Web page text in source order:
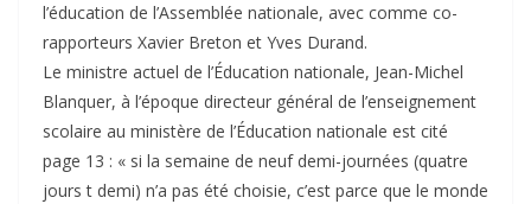
l’éducation de l’Assemblée nationale, avec comme co-
rapporteurs Xavier Breton et Yves Durand.
Le ministre actuel de l’Éducation nationale, Jean-Michel
Blanquer, à l’époque directeur général de l’enseignement
scolaire au ministère de l’Éducation nationale est cité
page 13 : « si la semaine de neuf demi-journées (quatre
jours t demi) n’a pas été choisie, c’est parce que le monde